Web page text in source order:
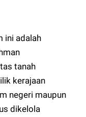
ini adalah
tanah
kerajaan
negeri maupun
dikelola